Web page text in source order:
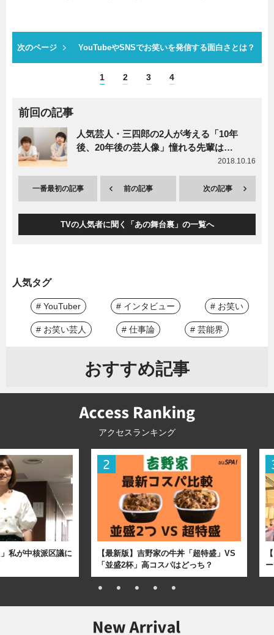
次のページ YouTubeやSNSでお笑いを発信する面白さとは？
1 2 3 4
前回の記事
人気芸人・三四郎の2人が考える「10年
後、20年後の芸人像」憧れる先輩は…
2018.10.16
一番最初の記事 前の記事 次の記事
TVの人気者に聞く「あの舞台裏」の一覧へ
人気タグ
# YouTuber # インタビュー # お笑い
# お笑い芸人 # 仕事論 # 芸能界
おすすめ記事
アクセスランキング
私が中核派区議に
【最新版】吉野家の牛丼「超特盛」VS
「並盛2杯」高コスパはどっち？